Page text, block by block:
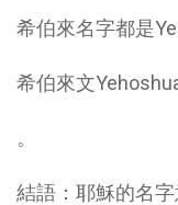
希伯來名字都是
希伯來文
。
結語：耶穌的名